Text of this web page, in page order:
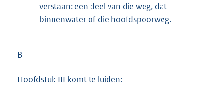
verstaan: een deel van die weg, dat
binnenwater of die hoofdspoorweg.
B
Hoofdstuk III komt te luiden: